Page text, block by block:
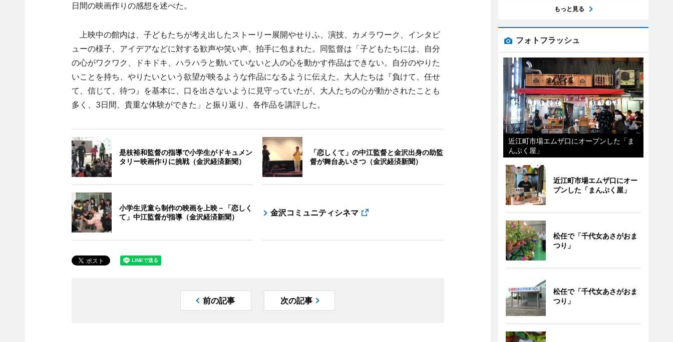
日間の映画作りの感想を述べた。
上映中の館内は、子どもたちが考え出したストーリー展開やせりふ、演技、カメラワーク、インタビ
ューの様子、アイデアなどに対する歓声や笑い声、拍手に包まれた。同監督は「子どもたちには、自分
の心がワクワク、ドキドキ、ハラハラと動いていないと人の心を動かす作品はできない。自分のやりた
いことを持ち、やりたいという欲望が映るような作品になるように伝えた。大人たちは『負けて、任せ
て、信じて、待つ』を基本に、口を出さないように見守っていたが、大人たちの心が動かされたことも
多く、3日間、貴重な体験ができた」と振り返り、各作品を講評した。
是枝裕和監督の指導で小学生がドキュメン
タリー映画作りに挑戦（金沢経済新聞）
「恋しくて」の中江監督と金沢出身の助監
督が舞台あいさつ（金沢経済新聞）
小学生児童ら制作の映画を上映－「恋しく
て」中江監督が指導（金沢経済新聞）
金沢コミュニティシネマ
前の記事 次の記事
もっと見る
フォトフラッシュ
近江町市場エムザ口にオープンした「ま
んぷく屋」
近江町市場エムザ口にオー
プンした「まんぷく屋」
松任で「千代女あさがおま
つり」
松任で「千代女あさがおま
つり」